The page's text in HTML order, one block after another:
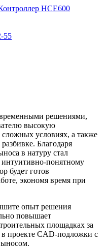
НСЕ600
55
решениями,
высокую
сложных условиях, а также
Благодаря
в натуру стал
понятному
будет готов
экономя время при
опыт решения
повышает
площадках за
в проекте CAD-подложки с